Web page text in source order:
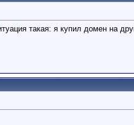
такая: я купил домен на